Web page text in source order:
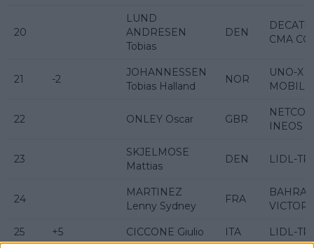
20
LUND
ANDRESEN
Tobias
DEN
CMA
21 -2
JOHANNESSEN
Tobias Halland
NOR
UNO-X
22 ONLEY Oscar GBR
INEOS
23
SKJELMOSE
Mattias
DEN LIDL-
24
MARTINEZ
Lenny Sydney
FRA
25 +5 CICCONE Giulio ITA LIDL-